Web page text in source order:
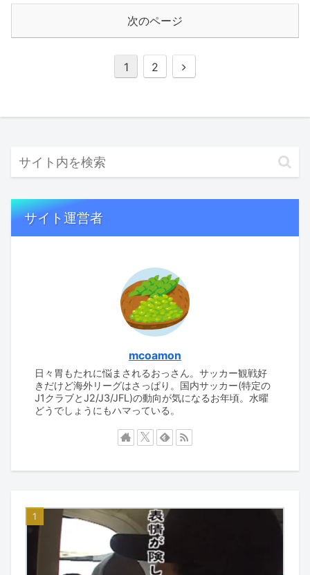
次のページ
1 2
次
サイト運営者
mcoamon
日々胃もたれに悩まされるおっさん。サッカー観戦好
きだけど海外リーグはさっぱり。国内サッカー(特定の
J1クラブとJ2/J3/JFL)の動向が気になるお年頃。水曜
どうでしょうにもハマっている。